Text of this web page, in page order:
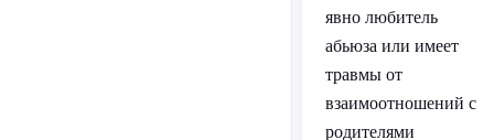
явно любитель
абьюза или имеет
травмы от
взаимоотношений с
родителями